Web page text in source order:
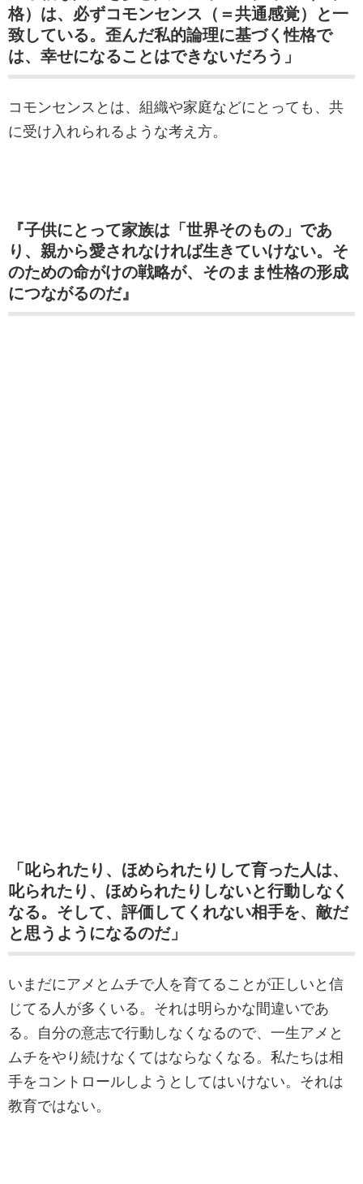
格）は、必ずコモンセンス（＝共通感覚）と一
致している。歪んだ私的論理に基づく性格で
は、幸せになることはできないだろう」
コモンセンスとは、組織や家庭などにとっても、共
に受け入れられるような考え方。
『子供にとって家族は「世界そのもの」であ
り、親から愛されなければ生きていけない。そ
のための命がけの戦略が、そのまま性格の形成
につながるのだ』
「叱られたり、ほめられたりして育った人は、
叱られたり、ほめられたりしないと行動しなく
なる。そして、評価してくれない相手を、敵だ
と思うようになるのだ」
いまだにアメとムチで人を育てることが正しいと信
じてる人が多くいる。それは明らかな間違いであ
る。自分の意志で行動しなくなるので、一生アメと
ムチをやり続けなくてはならなくなる。私たちは相
手をコントロールしようとしてはいけない。それは
教育ではない。